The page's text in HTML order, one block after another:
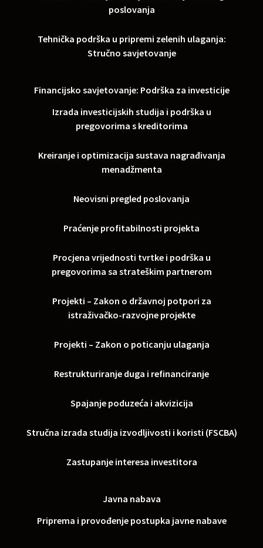
poslovanja
Tehnička podrška u pripremi zelenih ulaganja:
Stručno savjetovanje
Financijsko savjetovanje: Podrška za investicije
Izrada investicijskih studija i podrška u
pregovorima s kreditorima
Kreiranje i optimizacija sustava nagrađivanja
menadžmenta
Neovisni pregled poslovanja
Praćenje profitabilnosti projekta
Procjena vrijednosti tvrtke i podrška u
pregovorima sa strateškim partnerom
Projekti – Zakon o državnoj potpori za
istraživačko-razvojne projekte
Projekti – Zakon o poticanju ulaganja
Restrukturiranje duga i refinanciranje
Spajanje poduzeća i akvizicija
Stručna izrada studija izvodljivosti i koristi (FSCBA)
Zastupanje interesa investitora
Javna nabava
Priprema i provođenje postupka javne nabave